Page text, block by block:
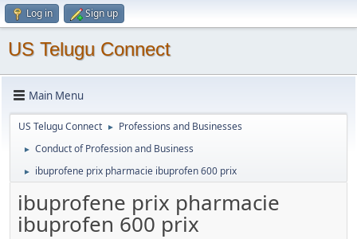
Log in Sign up
US Telugu Connect
Main Menu
US Telugu Connect ► Professions and Businesses
► Conduct of Profession and Business
► ibuprofene prix pharmacie ibuprofen 600 prix
ibuprofene prix pharmacie
ibuprofen 600 prix